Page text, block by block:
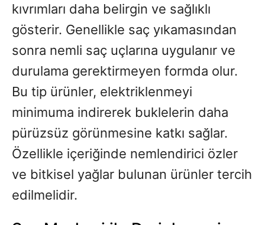
kıvrımları daha belirgin ve sağlıklı
gösterir. Genellikle saç yıkamasından
sonra nemli saç uçlarına uygulanır ve
durulama gerektirmeyen formda olur.
Bu tip ürünler, elektriklenmeyi
minimuma indirerek buklelerin daha
pürüzsüz görünmesine katkı sağlar.
Özellikle içeriğinde nemlendirici özler
ve bitkisel yağlar bulunan ürünler tercih
edilmelidir.